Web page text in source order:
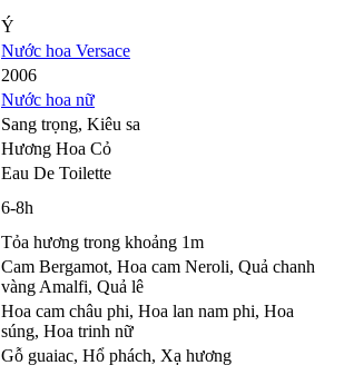
Ý
Nước hoa Versace
2006
Nước hoa nữ
Sang trọng, Kiêu sa
Hương Hoa Cỏ
Eau De Toilette
6-8h
Tỏa hương trong khoảng 1m
Cam Bergamot, Hoa cam Neroli, Quả chanh
vàng Amalfi, Quả lê
Hoa cam châu phi, Hoa lan nam phi, Hoa
súng, Hoa trinh nữ
Gỗ guaiac, Hổ phách, Xạ hương